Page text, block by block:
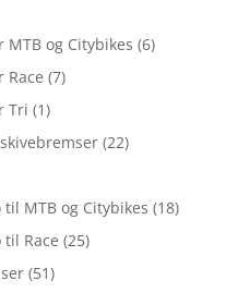
og Citybikes (6)
(7)
Tri (1)
(22)
MTB og Citybikes (18)
Race (25)
(51)